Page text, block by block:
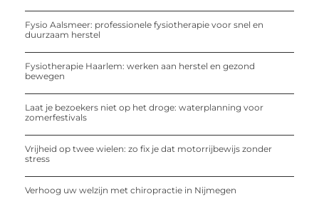
Fysio Aalsmeer: professionele fysiotherapie voor snel en
duurzaam herstel
Fysiotherapie Haarlem: werken aan herstel en gezond
bewegen
Laat je bezoekers niet op het droge: waterplanning voor
zomerfestivals
Vrijheid op twee wielen: zo fix je dat motorrijbewijs zonder
stress
Verhoog uw welzijn met chiropractie in Nijmegen